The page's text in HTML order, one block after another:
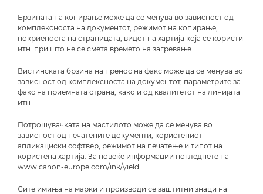
Брзината на копирање може да се менува во зависност од
комплексноста на документот, режимот на копирање,
покриеноста на страницата, видот на хартија која се користи
итн. при што не се смета времето на загревање.
Вистинската брзина на пренос на факс може да се менува во
зависност од комплексноста на документот, параметрите за
факс на приемната страна, како и од квалитетот на линијата
итн.
Потрошувачката на мастилото може да се менува во
зависност од печатените документи, користениот
апликациски софтвер, режимот на печатење и типот на
користена хартија. За повеќе информации погледнете на
www.canon-europe.com/ink/yield
Сите имиња на марки и производи се заштитни знаци на